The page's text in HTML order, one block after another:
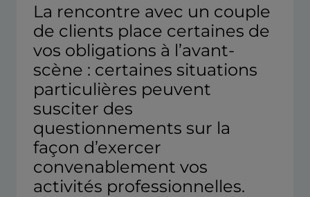
La rencontre avec un couple
de clients place certaines de
vos obligations à l’avant-
scène : certaines situations
particulières peuvent
susciter des
questionnements sur la
façon d’exercer
convenablement vos
activités professionnelles.